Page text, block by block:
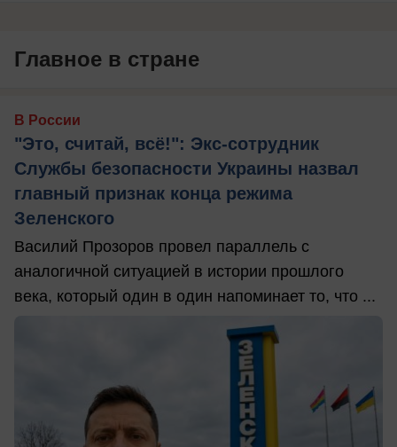
Главное в стране
В России
"Это, считай, всё!": Экс-сотрудник
Службы безопасности Украины назвал
главный признак конца режима
Зеленского
Василий Прозоров провел параллель с
аналогичной ситуацией в истории прошлого
века, который один в один напоминает то, что ...